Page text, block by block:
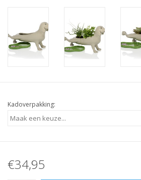
Kadoverpakking:
€34,95